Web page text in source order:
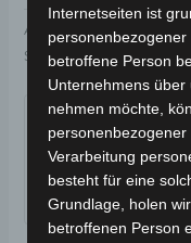
Artikelnummer:
Schlagwort:
Internetseiten ist
betroffene Person
Unternehmens über
nehmen möchte,
Verarbeitung
besteht für eine
Grundlage, holen
betroffenen Person